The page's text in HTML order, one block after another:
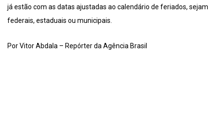
já estão com as datas ajustadas ao calendário de feriados, sejam
federais, estaduais ou municipais.
Por Vitor Abdala – Repórter da Agência Brasil